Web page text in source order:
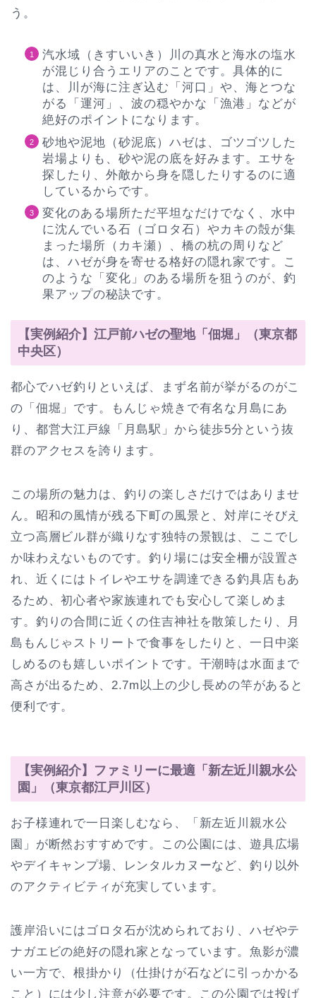
う。
汽水域（きすいいき）川の真水と海水の塩水
が混じり合うエリアのことです。具体的に
は、川が海に注ぎ込む「河口」や、海とつな
がる「運河」、波の穏やかな「漁港」などが
絶好のポイントになります。
砂地や泥地（砂泥底）ハゼは、ゴツゴツした
岩場よりも、砂や泥の底を好みます。エサを
探したり、外敵から身を隠したりするのに適
しているからです。
変化のある場所ただ平坦なだけでなく、水中
に沈んでいる石（ゴロタ石）やカキの殻が集
まった場所（カキ瀬）、橋の杭の周りなど
は、ハゼが身を寄せる格好の隠れ家です。こ
のような「変化」のある場所を狙うのが、釣
果アップの秘訣です。
【実例紹介】江戸前ハゼの聖地「佃堀」（東京都
中央区）
都心でハゼ釣りといえば、まず名前が挙がるのがこ
の「佃堀」です。もんじゃ焼きで有名な月島にあ
り、都営大江戸線「月島駅」から徒歩5分という抜
群のアクセスを誇ります。
この場所の魅力は、釣りの楽しさだけではありませ
ん。昭和の風情が残る下町の風景と、対岸にそびえ
立つ高層ビル群が織りなす独特の景観は、ここでし
か味わえないものです。釣り場には安全柵が設置さ
れ、近くにはトイレやエサを調達できる釣具店もあ
るため、初心者や家族連れでも安心して楽しめま
す。釣りの合間に近くの住吉神社を散策したり、月
島もんじゃストリートで食事をしたりと、一日中楽
しめるのも嬉しいポイントです。干潮時は水面まで
高さが出るため、2.7m以上の少し長めの竿があると
便利です。
【実例紹介】ファミリーに最適「新左近川親水公
園」（東京都江戸川区）
お子様連れで一日楽しむなら、「新左近川親水公
園」が断然おすすめです。この公園には、遊具広場
やデイキャンプ場、レンタルカヌーなど、釣り以外
のアクティビティが充実しています。
護岸沿いにはゴロタ石が沈められており、ハゼやテ
ナガエビの絶好の隠れ家となっています。魚影が濃
い一方で、根掛かり（仕掛けが石などに引っかかる
こと）には少し注意が必要です。この公園では投げ